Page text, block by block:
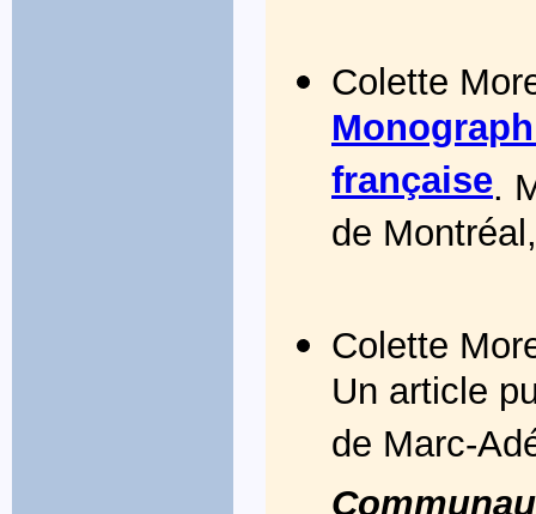
Colette
française.
de
Colette
Un article
de Marc-